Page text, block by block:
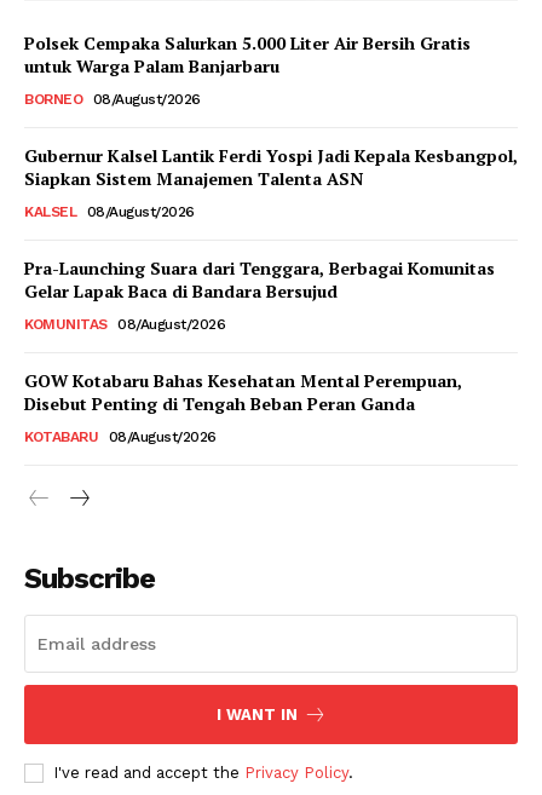
Polsek Cempaka Salurkan 5.000 Liter Air Bersih Gratis
untuk Warga Palam Banjarbaru
BORNEO 08/August/2026
Gubernur Kalsel Lantik Ferdi Yospi Jadi Kepala Kesbangpol,
Siapkan Sistem Manajemen Talenta ASN
KALSEL 08/August/2026
Pra-Launching Suara dari Tenggara, Berbagai Komunitas
Gelar Lapak Baca di Bandara Bersujud
KOMUNITAS 08/August/2026
GOW Kotabaru Bahas Kesehatan Mental Perempuan,
Disebut Penting di Tengah Beban Peran Ganda
KOTABARU 08/August/2026
Subscribe
I WANT IN
I've read and accept the Privacy Policy.